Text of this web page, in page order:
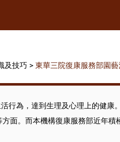
及技巧 > 東華三院復康服務部園
行為，達到生理及心理上的健康
面。而本機構復康服務部近年積